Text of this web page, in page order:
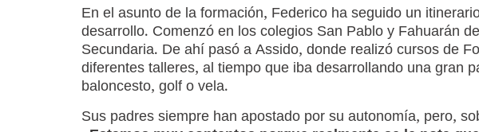
En el asunto de la formación, Federico ha seguido un
desarrollo. Comenzó en los colegios San Pablo y Fahuarán
Secundaria. De ahí pasó a Assido, donde realizó cursos de
diferentes talleres, al tiempo que iba desarrollando una gran
baloncesto, golf o vela.
Sus padres siempre han apostado por su autonomía, pero,